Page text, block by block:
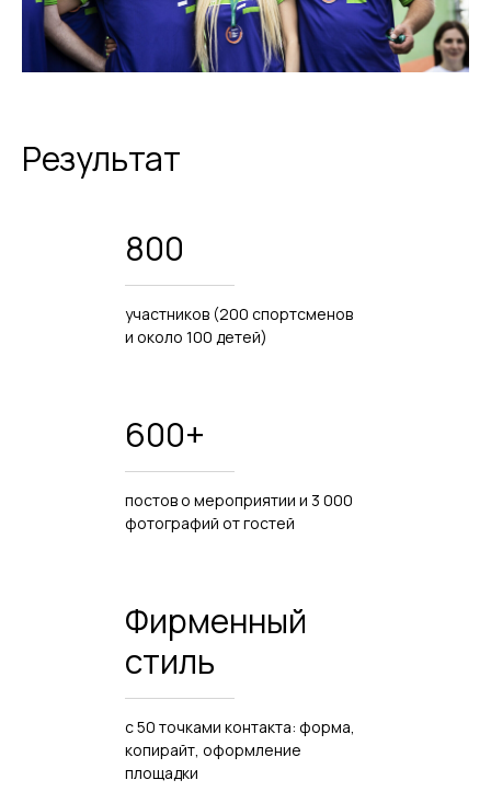
Результат
800
участников (200 спортсменов
и около 100 детей)
600+
постов о мероприятии и 3 000
фотографий от гостей
Фирменный
стиль
с 50 точками контакта: форма,
копирайт, оформление
площадки